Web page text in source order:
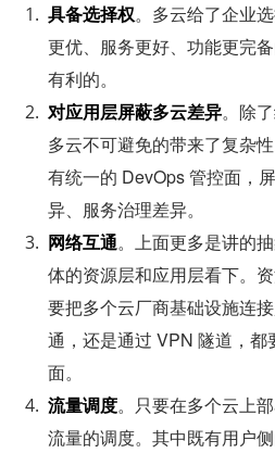
具备选择权。多云给了企业
更优、服务更好、功能更完
有利的。
对应用层屏蔽多云差异。除
多云不可避免的带来了复杂
有统一的 DevOps 管控面，
异、服务治理差异。
网络互通。上面更多是讲的
体的资源层和应用层看下。
要把多个云厂商基础设施连
通，还是通过 VPN 隧道，
面。
流量调度。只要在多个云上
流量的调度。其中既有用户